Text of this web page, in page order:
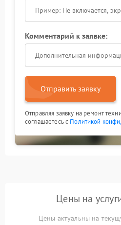
Комментарий к заявке:
Отправить заявку
Отправляя заявку на ремонт
соглашаетесь с Политикой
Цены на
Цены актуальны на